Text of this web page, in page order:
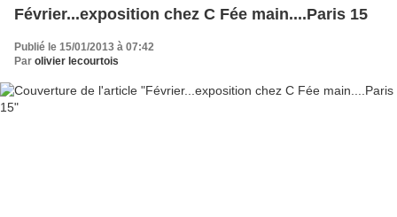
Février...exposition chez C Fée main....Paris 15
Publié le 15/01/2013 à 07:42
Par olivier lecourtois